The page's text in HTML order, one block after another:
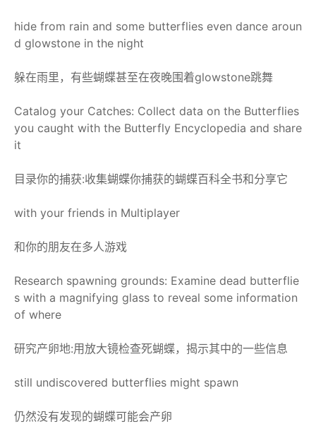
hide from rain and some butterflies even dance aroun
d glowstone in the night
躲在雨里，有些蝴蝶甚至在夜晚围着glowstone跳舞
Catalog your Catches: Collect data on the Butterflies
you caught with the Butterfly Encyclopedia and share
it
目录你的捕获:收集蝴蝶你捕获的蝴蝶百科全书和分享它
with your friends in Multiplayer
和你的朋友在多人游戏
Research spawning grounds: Examine dead butterflie
s with a magnifying glass to reveal some information
of where
研究产卵地:用放大镜检查死蝴蝶，揭示其中的一些信息
still undiscovered butterflies might spawn
仍然没有发现的蝴蝶可能会产卵